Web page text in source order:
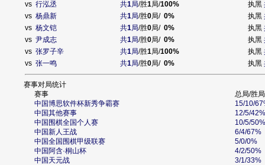
vs 行泓丞 共1局/胜1局/100% 执黑
vs 杨鼎新 共1局/胜0局/0% 执黑
vs 杨文铠 共1局/胜0局/0% 执黑
vs 尹成志 共1局/胜0局/0% 执黑
vs 张罗子辛 共1局/胜1局/100% 执黑
vs 张一鸣 共1局/胜0局/0% 执黑
赛事对局统计
赛事
总局/胜
中国博思软件杯新秀争霸赛
15/10/
中国其他赛事
12/5/42%
中国围棋全国个人赛
10/5/50%
中国新人王战
6/4/67%
中国全国围棋甲级联赛
5/0/0%
中国阿含·桐山杯
4/2/50%
中国天元战
3/1/33%